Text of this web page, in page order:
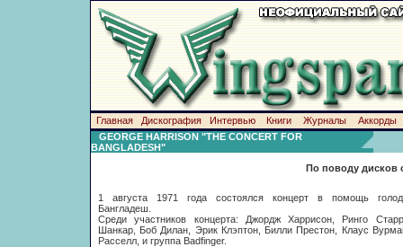
Главная Дискография Интервью Книги Журналы
Аккорды
GEORGE HARRISON "THE CONCERT FOR
BANGLADESH"
По поводу дисков
1 августа 1971 года состоялся концерт в помощь
Бангладеш.
Среди участников концерта: Джордж Харрисон, Ринго
Шанкар, Боб Дилан, Эрик Клэптон, Билли Престон, Клаус
Расселл, и группа Badfinger.